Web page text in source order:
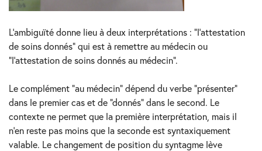
L’ambiguïté donne lieu à deux interprétations : “l’attestation
de soins donnés” qui est à remettre au médecin ou
“l’attestation de soins donnés au médecin”.
Le complément “au médecin” dépend du verbe “présenter”
dans le premier cas et de “donnés” dans le second. Le
contexte ne permet que la première interprétation, mais il
n’en reste pas moins que la seconde est syntaxiquement
valable. Le changement de position du syntagme lève